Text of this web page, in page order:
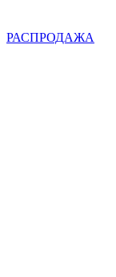
РАСПРОДАЖА